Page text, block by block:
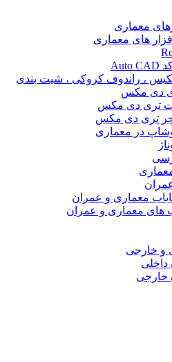
معماری
کروکی ، شیت بندی
دی مکس
دی مکس
و عمران
و عمران